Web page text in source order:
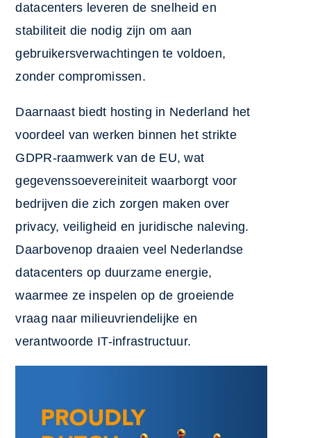
datacenters leveren de snelheid en
stabiliteit die nodig zijn om aan
gebruikersverwachtingen te voldoen,
zonder compromissen.
Daarnaast biedt hosting in Nederland het
voordeel van werken binnen het strikte
GDPR-raamwerk van de EU, wat
gegevenssoevereiniteit waarborgt voor
bedrijven die zich zorgen maken over
privacy, veiligheid en juridische naleving.
Daarbovenop draaien veel Nederlandse
datacenters op duurzame energie,
waarmee ze inspelen op de groeiende
vraag naar milieuvriendelijke en
verantwoorde IT-infrastructuur.